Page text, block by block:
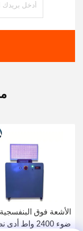
الأشعة فوق
ضوء 2400 واط